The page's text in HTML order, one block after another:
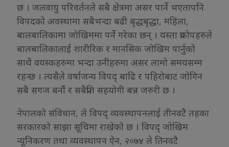
छ । जलवायु परिवर्तनले सबै क्षेत्रमा असर पार्ने भएतापनि
विपदको अवस्थामा सबैभन्दा बढी बृद्धबृद्धा, महिला,
बालबालिकामा जोखिममा पर्ने गरेका छन् । यस्ता प्रकोपहरुले
बालबालिकालाई शारीरिक र मानसिक जोखिम पार्नुको
साथै वयस्कहरुमा भन्दा उनीहरुमा असर लामो समयसम्म
रहन्छ । त्यसैले वर्षाजन्य विपद् बाढि र पहिरोबाट जोगिन
सबै सगज बनौं र सबैप्रति सहयोगी बन्न जरुरी छ ।
नेपालको संविधान, ले विपद् व्यवस्थापनलाई तीनवटै तहका
सरकारको साझा सूचिमा राखेको छ । विपद् जोखिम
न्यूनिकरण तथा व्यवस्थापन ऐन, २०७४ ले तिनवटै